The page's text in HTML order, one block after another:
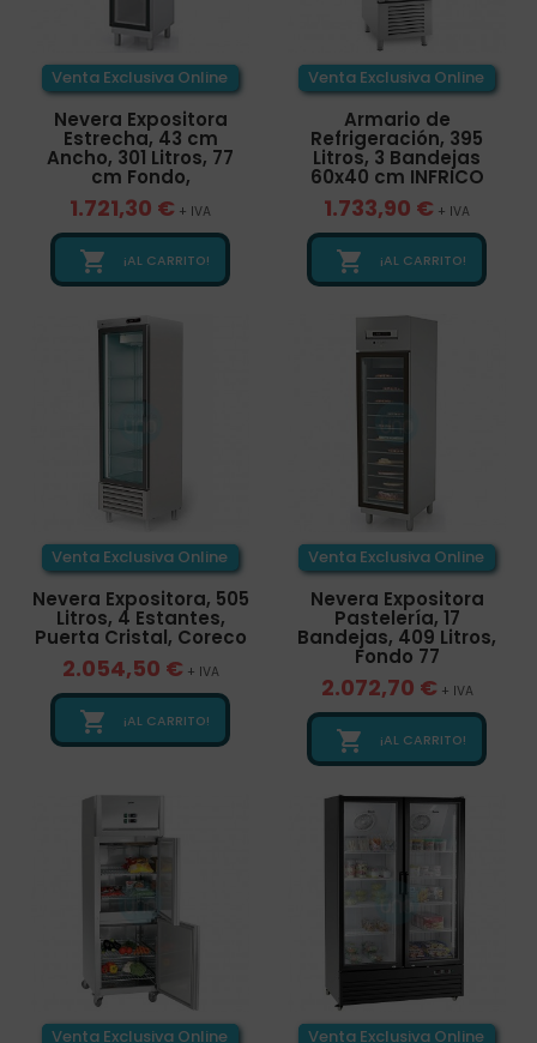
Venta Exclusiva Online
Nevera Expositora
Estrecha, 43 cm
Ancho, 301 Litros, 77
cm Fondo,
1.721,30 € + IVA
 ¡AL CARRITO!
Venta Exclusiva Online
Armario de
Refrigeración, 395
Litros, 3 Bandejas
60x40 cm INFRICO
1.733,90 € + IVA
 ¡AL CARRITO!
Venta Exclusiva Online
Nevera Expositora, 505
Litros, 4 Estantes,
Puerta Cristal, Coreco
2.054,50 € + IVA
 ¡AL CARRITO!
Venta Exclusiva Online
Nevera Expositora
Pastelería, 17
Bandejas, 409 Litros,
Fondo 77
2.072,70 € + IVA
 ¡AL CARRITO!
Venta Exclusiva Online Venta Exclusiva Online